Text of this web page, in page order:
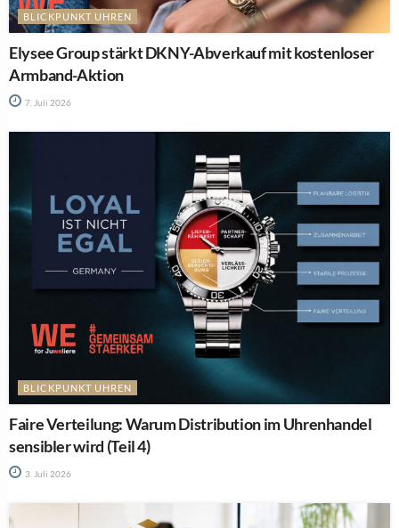
BLICKPUNKT UHREN
Elysee Group stärkt DKNY-Abverkauf mit kostenloser
Armband-Aktion
7. Juli 2026
BLICKPUNKT UHREN
Faire Verteilung: Warum Distribution im Uhrenhandel
sensibler wird (Teil 4)
3. Juli 2026